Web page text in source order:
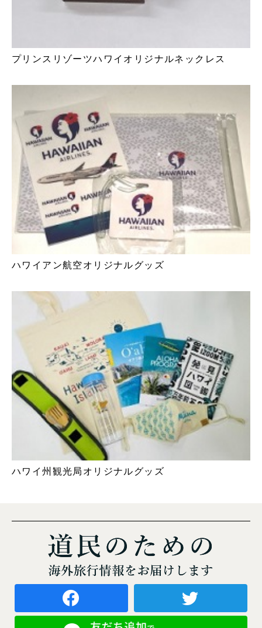
プリンスリゾーツハワイオリジナルネックレス
ハワイアン航空オリジナルグッズ
ハワイ州観光局オリジナルグッズ